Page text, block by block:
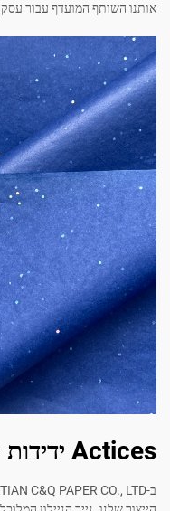
אותנו השותף המועדף עבור
Actices ידידות לסביבה